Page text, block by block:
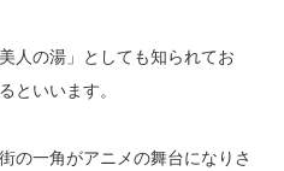
人の湯」としても知られてお
といいます。
の一角がアニメの舞台になりさ